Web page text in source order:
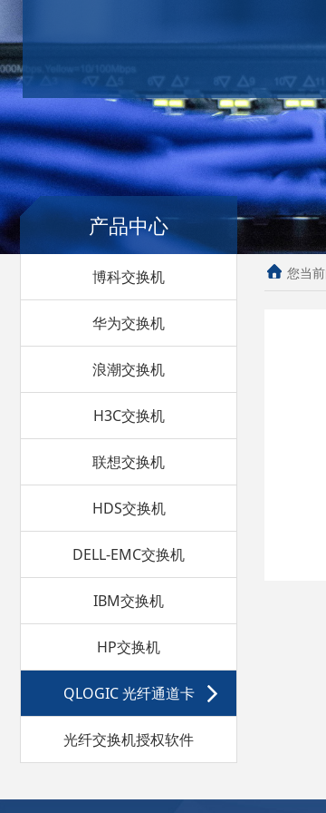
产品中心
博科交换机
华为交换机
浪潮交换机
H3C交换机
联想交换机
HDS交换机
DELL-EMC交换机
IBM交换机
HP交换机
QLOGIC 光纤通道卡
光纤交换机授权软件
您当